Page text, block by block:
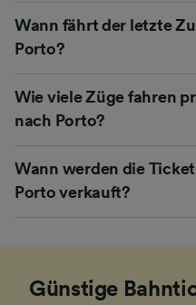
Wann fährt der letzte
Porto?
Wie viele Züge fahren
nach Porto?
Wann werden die
Porto verkauft?
Günstige